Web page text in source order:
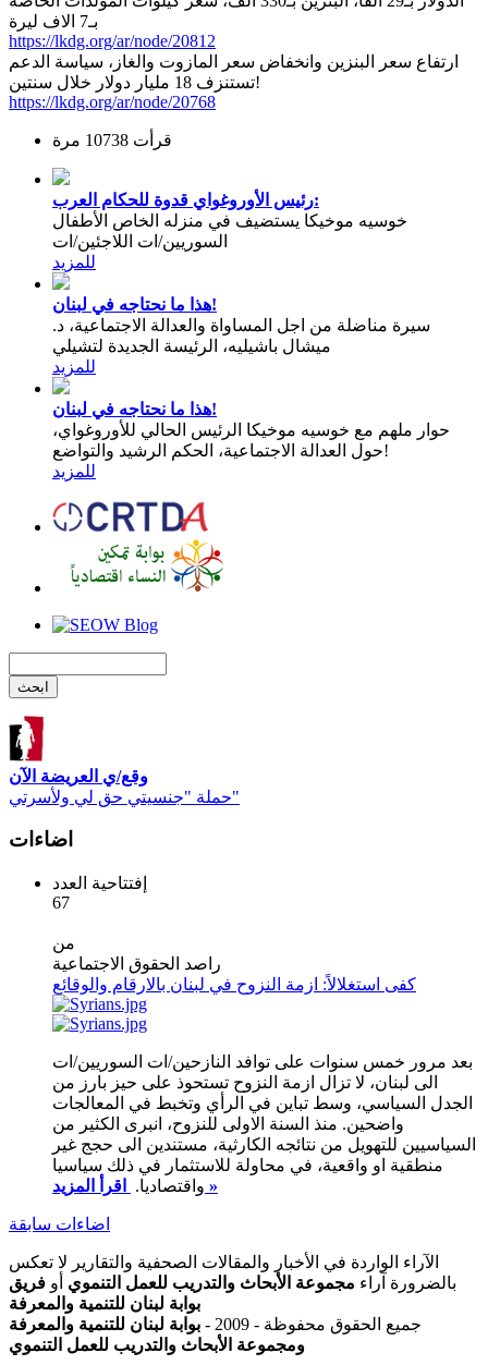
بـ7 الاف ليرة
https://lkdg.org/ar/node/20812
ارتفاع سعر البنزين وانخفاض سعر المازوت والغاز، سياسة الدعم
تستنزف 18 مليار دولار خلال سنتين!
https://lkdg.org/ar/node/20768
قرأت 10738 مرة
رئيس الأوروغواي قدوة للحكام العرب:
خوسيه موخيكا يستضيف في منزله الخاص الأطفال
السوريين/ات اللاجئين/ات
للمزيد
هذا ما نحتاجه في لبنان!
سيرة مناضلة من اجل المساواة والعدالة الاجتماعية، د.
ميشال باشيليه، الرئيسة الجديدة لتشيلي
للمزيد
هذا ما نحتاجه في لبنان!
حوار ملهم مع خوسيه موخيكا الرئيس الحالي للأوروغواي،
حول العدالة الاجتماعية، الحكم الرشيد والتواضع!
للمزيد
وقع/ي العريضة الآن
حملة "جنسيتي حق لي ولأسرتي"
اضاءات
إفتتاحية العدد
67
من
راصد الحقوق الاجتماعية
كفى استغلالاً: ازمة النزوح في لبنان بالارقام والوقائع
بعد مرور خمس سنوات على توافد النازحين/ات السوريين/ات
الى لبنان، لا تزال ازمة النزوح تستحوذ على حيز بارز من
الجدل السياسي، وسط تباين في الرأي وتخبط في المعالجات
واضحين. منذ السنة الاولى للنزوح، انبرى الكثير من
السياسيين للتهويل من نتائجه الكارثية، مستندين الى حجج غير
منطقية او واقعية، في محاولة للاستثمار في ذلك سياسيا
واقتصاديا. اقرأ المزيد »
اضاءات سابقة
الآراء الواردة في الأخبار والمقالات الصحفية والتقارير لا تعكس
بالضرورة آراء مجموعة الأبحاث والتدريب للعمل التنموي أو فريق
بوابة لبنان للتنمية والمعرفة
جميع الحقوق محفوظة - 2009 -
بوابة لبنان للتنمية والمعرفة
ومجموعة الأبحاث والتدريب للعمل التنموي